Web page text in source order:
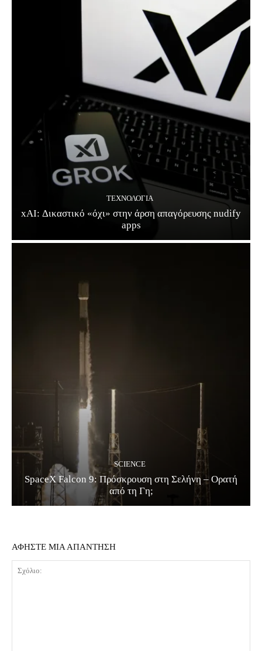
ΤΕΧΝΟΛΟΓΊΑ
xAI: Δικαστικό «όχι» στην άρση απαγόρευσης nudify
apps
SCIENCE
SpaceX Falcon 9: Πρόσκρουση στη Σελήνη – Ορατή
από τη Γη;
ΑΦΗΣΤΕ ΜΙΑ ΑΠΑΝΤΗΣΗ